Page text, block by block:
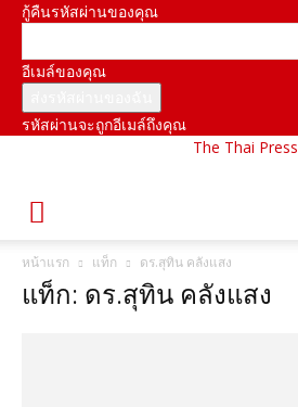
กู้คืนรหัสผ่านของคุณ
อีเมล์ของคุณ
รหัสผ่านจะถูกอีเมล์ถึงคุณ
The Thai Press
หน้าแรก แท็ก ดร.สุทิน คลังแสง
แท็ก: ดร.สุทิน คลังแสง